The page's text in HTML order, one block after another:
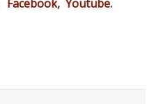
Facebook, Youtube.